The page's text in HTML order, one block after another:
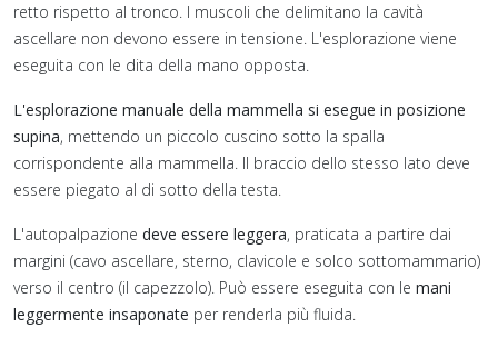
retto rispetto al tronco. I muscoli che delimitano la cavità
ascellare non devono essere in tensione. L'esplorazione viene
eseguita con le dita della mano opposta.
L'esplorazione manuale della mammella si esegue in posizione
supina, mettendo un piccolo cuscino sotto la spalla
corrispondente alla mammella. Il braccio dello stesso lato deve
essere piegato al di sotto della testa.
L'autopalpazione deve essere leggera, praticata a partire dai
margini (cavo ascellare, sterno, clavicole e solco sottomammario)
verso il centro (il capezzolo). Può essere eseguita con le mani
leggermente insaponate per renderla più fluida.